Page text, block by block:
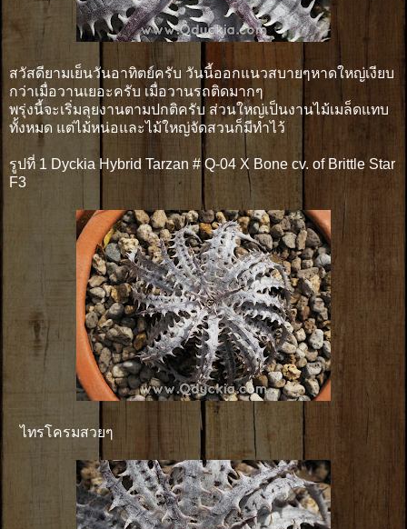
สวัสดียามเย็นวันอาทิตย์ครับ วันนี้ออกแนวสบายๆหาดใหญ่เงียบ
กว่าเมื่อวานเยอะครับ เมื่อวานรถติดมากๆ
พรุ่งนี้จะเริ่มลุยงานตามปกติครับ ส่วนใหญ่เป็นงานไม้เมล็ดแทบ
ทั้งหมด แต่ไม้หน่อและไม้ใหญ่จัดสวนก็มีทำไว้
รูปที่ 1 Dyckia Hybrid Tarzan # Q-04 X Bone cv. of Brittle Star
F3
ไทรโครมสวยๆ